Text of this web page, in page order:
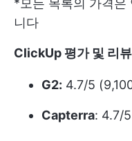
*모든 목록의 가격은
니다
ClickUp 평가 및 리뷰
G2: 4.7/5
Capterra: 4.7/